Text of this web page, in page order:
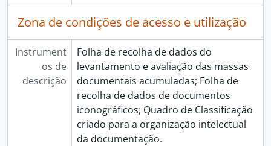
Zona de condições de acesso e utilização
Instrument
os de
descrição
Folha de recolha de dados do
levantamento e avaliação das massas
documentais acumuladas; Folha de
recolha de dados de documentos
iconográficos; Quadro de Classificação
criado para a organização intelectual
da documentação.